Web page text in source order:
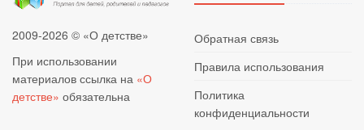
2009-2026 © «О детстве»
При использовании
материалов ссылка на «О
детстве» обязательна
Обратная связь
Правила использования
Политика
конфиденциальности